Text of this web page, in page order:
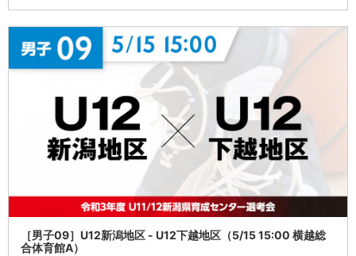
［男子09］U12新潟地区 - U12下越地区（5/15 15:00 横越総
合体育館A）